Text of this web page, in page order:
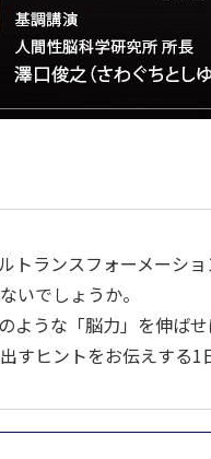
トランスフォーメーシ
いでしょうか。
ような「脳力」を伸ば
すヒントをお伝えする1